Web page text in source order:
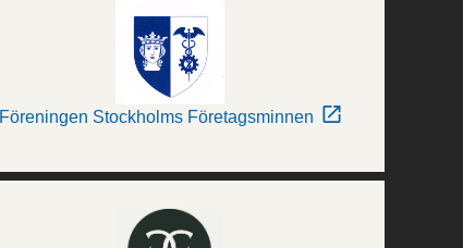
Föreningen Stockholms Företagsminnen